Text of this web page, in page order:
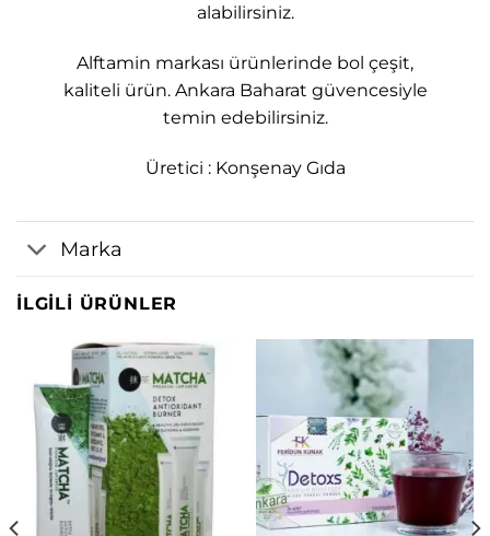
alabilirsiniz.
Alftamin markası ürünlerinde bol çeşit,
kaliteli ürün. Ankara Baharat güvencesiyle
temin edebilirsiniz.
Üretici : Konşenay Gıda
Marka
İLGILI ÜRÜNLER